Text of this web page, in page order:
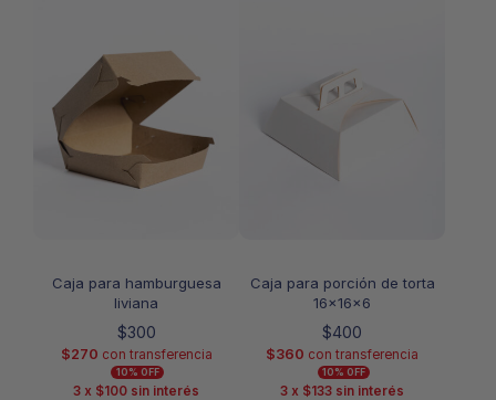
Caja para hamburguesa
liviana
$300
$270 con transferencia
10% OFF
3 x $100 sin interés
múltiples
variantes.
opciones
pueden
elegir
producto
Caja para porción de torta
16x16x6
$400
$360 con transferencia
10% OFF
3 x $133 sin interés